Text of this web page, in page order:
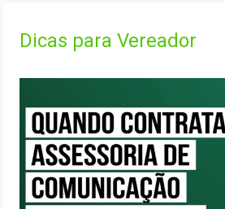
Dicas para Vereador